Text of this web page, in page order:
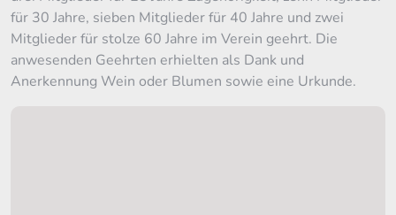
für 30 Jahre, sieben Mitglieder für 40 Jahre und zwei
Mitglieder für stolze 60 Jahre im Verein geehrt. Die
anwesenden Geehrten erhielten als Dank und
Anerkennung Wein oder Blumen sowie eine Urkunde.